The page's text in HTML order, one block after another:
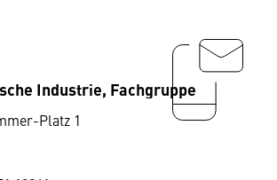
Industrie, Fachgruppe
Platz 1